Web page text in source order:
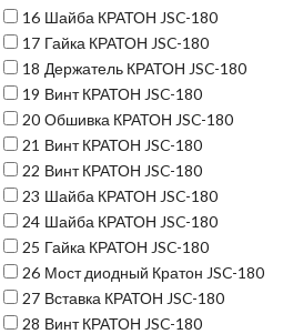
16 Шайба КРАТОН JSC-180
17 Гайка КРАТОН JSC-180
18 Держатель КРАТОН JSC-180
19 Винт КРАТОН JSC-180
20 Обшивка КРАТОН JSC-180
21 Винт КРАТОН JSC-180
22 Винт КРАТОН JSC-180
23 Шайба КРАТОН JSC-180
24 Шайба КРАТОН JSC-180
25 Гайка КРАТОН JSC-180
26 Мост диодный Кратон JSC-180
27 Вставка КРАТОН JSC-180
28 Винт КРАТОН JSC-180